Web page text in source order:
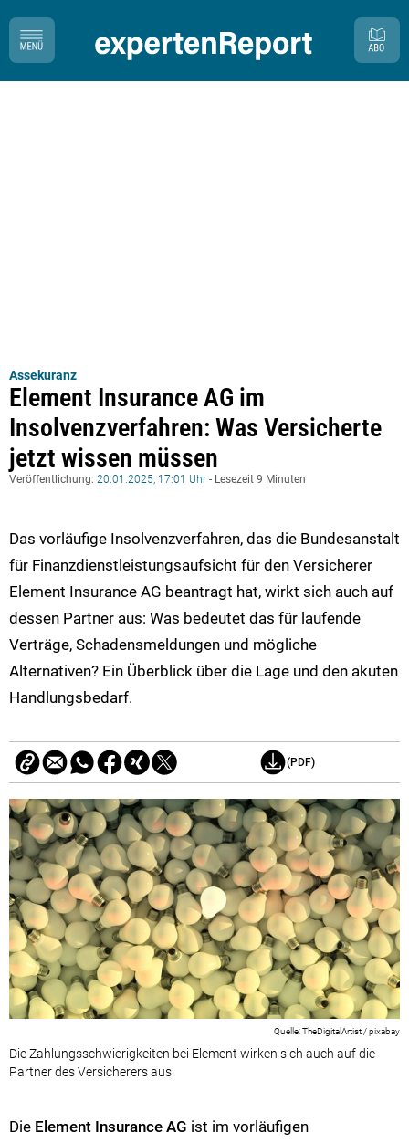
Assekuranz
Element Insurance AG im
Insolvenzverfahren: Was Versicherte
jetzt wissen müssen
Veröffentlichung: 20.01.2025, 17:01 Uhr - Lesezeit 9 Minuten
Das vorläufige Insolvenzverfahren, das die Bundesanstalt
für Finanzdienstleistungsaufsicht für den Versicherer
Element Insurance AG beantragt hat, wirkt sich auch auf
dessen Partner aus: Was bedeutet das für laufende
Verträge, Schadensmeldungen und mögliche
Alternativen? Ein Überblick über die Lage und den akuten
Handlungsbedarf.
(PDF)
Die Zahlungsschwierigkeiten bei Element wirken sich auch auf die
Partner des Versicherers aus.
TheDigitalArtist / pixabay
Die Element Insurance AG ist im vorläufigen